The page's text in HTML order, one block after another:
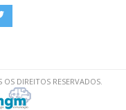
DIREITOS RESERVADOS.